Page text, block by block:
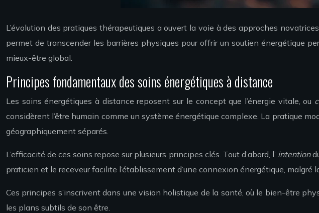
L’évolution des pratiques thérapeutiques a ouvert la voie à des approches
permet de transcender les barrières physiques pour offrir un soutien énergétique
mieux-être global.
Principes fondamentaux des soins énergétiques à distance
Les soins énergétiques à distance reposent sur le concept que l’énergie vitale, ou
considèrent l’être humain comme un système énergétique complexe. La pratique
géographiquement séparés.
L’efficacité de ces soins repose sur plusieurs principes clés. Tout d’abord, l’ intention
praticien et le receveur facilite l’établissement d’une connexion énergétique, malgré
Ces principes s’inscrivent dans une vision holistique de la santé, où le bien-être
les plans subtils de son être.